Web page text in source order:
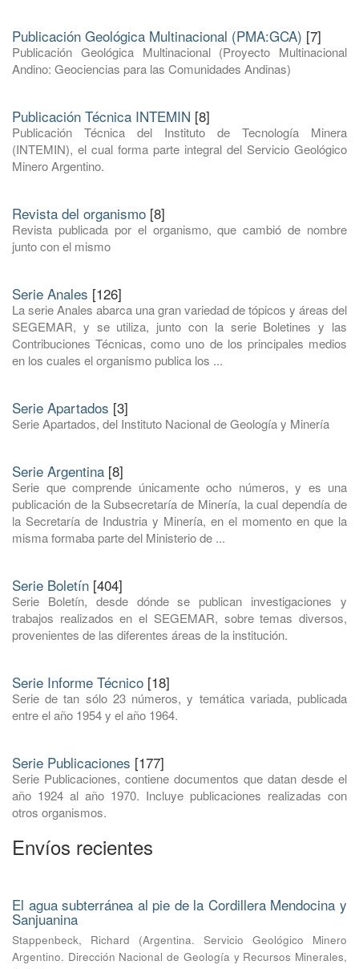
Publicación Geológica Multinacional (PMA:GCA) [7]
Publicación Geológica Multinacional (Proyecto Multinacional
Andino: Geociencias para las Comunidades Andinas)
Publicación Técnica INTEMIN [8]
Publicación Técnica del Instituto de Tecnología Minera
(INTEMIN), el cual forma parte integral del Servicio Geológico
Minero Argentino.
Revista del organismo [8]
Revista publicada por el organismo, que cambió de nombre
junto con el mismo
Serie Anales [126]
La serie Anales abarca una gran variedad de tópicos y áreas del
SEGEMAR, y se utiliza, junto con la serie Boletines y las
Contribuciones Técnicas, como uno de los principales medios
en los cuales el organismo publica los ...
Serie Apartados [3]
Serie Apartados, del Instituto Nacional de Geología y Minería
Serie Argentina [8]
Serie que comprende únicamente ocho números, y es una
publicación de la Subsecretaría de Minería, la cual dependía de
la Secretaría de Industria y Minería, en el momento en que la
misma formaba parte del Ministerio de ...
Serie Boletín [404]
Serie Boletín, desde dónde se publican investigaciones y
trabajos realizados en el SEGEMAR, sobre temas diversos,
provenientes de las diferentes áreas de la institución.
Serie Informe Técnico [18]
Serie de tan sólo 23 números, y temática variada, publicada
entre el año 1954 y el año 1964.
Serie Publicaciones [177]
Serie Publicaciones, contiene documentos que datan desde el
año 1924 al año 1970. Incluye publicaciones realizadas con
otros organismos.
Envíos recientes
El agua subterránea al pie de la Cordillera Mendocina y
Sanjuanina
Stappenbeck, Richard (Argentina. Servicio Geológico Minero
Argentino. Dirección Nacional de Geología y Recursos Minerales,